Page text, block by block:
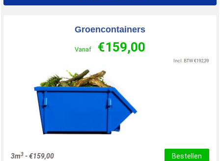
Groencontainers
Vanaf €159,00
Incl. BTW €192,39
3m3 -€159,00 Bestellen